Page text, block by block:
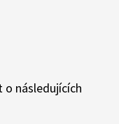
o následujících